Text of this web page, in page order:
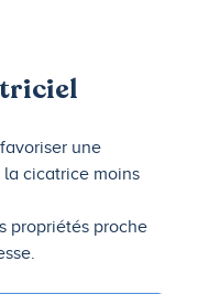
une
cicatrice moins
propriétés proche